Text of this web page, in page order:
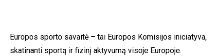
Europos sporto savaitė – tai Europos Komisijos iniciatyva,
skatinanti sportą ir fizinį aktyvumą visoje Europoje.